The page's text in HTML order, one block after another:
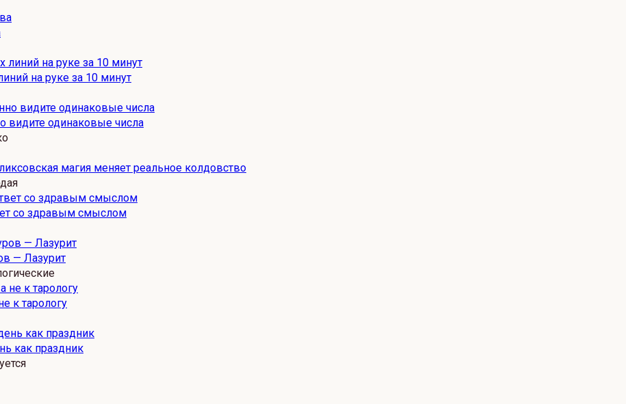
на руке за 10 минут
видите одинаковые числа
магия меняет реальное колдовство
со здравым смыслом
— Лазурит
к тарологу
как праздник